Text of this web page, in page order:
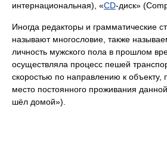
интернациональная), «CD-диск»
Иногда редакторы и грамматические
называют многословие, также
личность мужского пола в прошлом
осуществляла процесс пешей
скоростью по направлению к
место постоянного проживания
шёл домой»).